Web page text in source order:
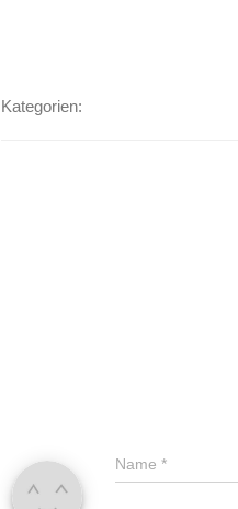
Kategorien:
Name *